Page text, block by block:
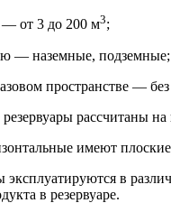
— от 3 до 200 м3;
— наземные, подземные;
пространстве —
рассчитаны
имеют
эксплуатируются в
в резервуаре.